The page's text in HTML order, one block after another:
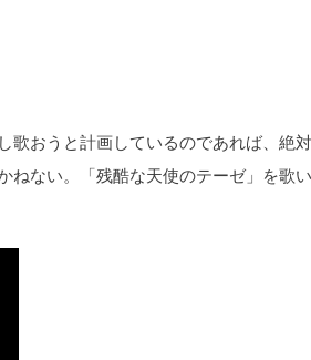
歌おうと計画しているのであれば、絶
ねない。「残酷な天使のテーゼ」を歌